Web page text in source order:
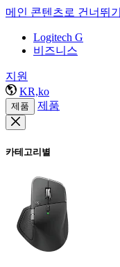
메인 콘텐츠로 건너뛰기
Logitech G
비즈니스
지원
KR,ko
제품 제품
카테고리별